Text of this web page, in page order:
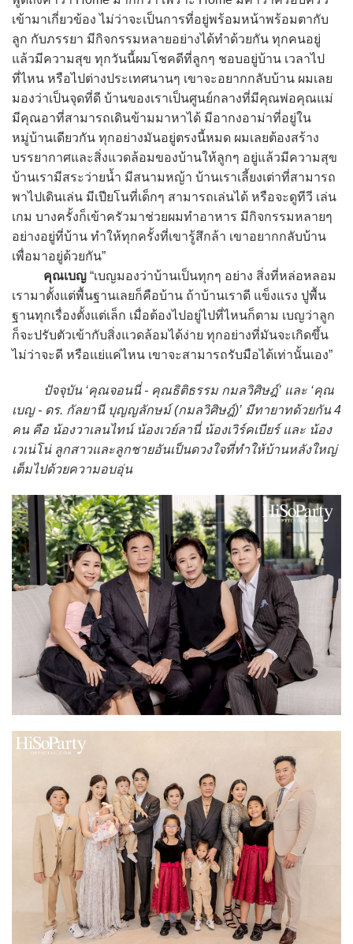
เข้ามาเกี่ยวข้อง ไม่ว่าจะเป็นการที่อยู่พร้อมหน้าพร้อมตากับ
ลูก กับภรรยา มีกิจกรรมหลายอย่างได้ทำด้วยกัน ทุกคนอยู่
แล้วมีความสุข ทุกวันนี้ผมโชคดีที่ลูกๆ ชอบอยู่บ้าน เวลาไป
ที่ไหน หรือไปต่างประเทศนานๆ เขาจะอยากกลับบ้าน ผมเลย
มองว่าเป็นจุดที่ดี บ้านของเราเป็นศูนย์กลางที่มีคุณพ่อคุณแม่
มีคุณอาที่สามารถเดินข้ามมาหาได้ มีอากงอาม่าที่อยู่ใน
หมู่บ้านเดียวกัน ทุกอย่างมันอยู่ตรงนี้หมด ผมเลยต้องสร้าง
บรรยากาศและสิ่งแวดล้อมของบ้านให้ลูกๆ อยู่แล้วมีความสุข
บ้านเรามีสระว่ายน้ำ มีสนามหญ้า บ้านเราเลี้ยงเต่าที่สามารถ
พาไปเดินเล่น มีเปียโนที่เด็กๆ สามารถเล่นได้ หรือจะดูทีวี เล่น
เกม บางครั้งก็เข้าครัวมาช่วยผมทำอาหาร มีกิจกรรมหลายๆ
อย่างอยู่ที่บ้าน ทำให้ทุกครั้งที่เขารู้สึกล้า เขาอยากกลับบ้าน
เพื่อมาอยู่ด้วยกัน”
คุณเบญ “เบญมองว่าบ้านเป็นทุกๆ อย่าง สิ่งที่หล่อหลอม
เรามาตั้งแต่พื้นฐานเลยก็คือบ้าน ถ้าบ้านเราดี แข็งแรง ปูพื้น
ฐานทุกเรื่องตั้งแต่เล็ก เมื่อต้องไปอยู่ไปที่ไหนก็ตาม เบญว่าลูก
ก็จะปรับตัวเข้ากับสิ่งแวดล้อมได้ง่าย ทุกอย่างที่มันจะเกิดขึ้น
ไม่ว่าจะดี หรือแย่แค่ไหน เขาจะสามารถรับมือได้เท่านั้นเอง”
ปัจจุบัน ‘คุณจอนนี่ - คุณธิติธรรม กมลวิศิษฎ์’ และ ‘คุณ
เบญ - ดร. กัลยานี บุญญลักษม์ (กมลวิศิษฎ์)’ มีทายาทด้วยกัน 4
คน คือ น้องวาเลนไทน์ น้องเวย์ลานี่ น้องเวิร์คเบียร์ และ น้อง
เวเน่โน่ ลูกสาวและลูกชายอันเป็นดวงใจที่ทำให้บ้านหลังใหญ่
เต็มไปด้วยความอบอุ่น